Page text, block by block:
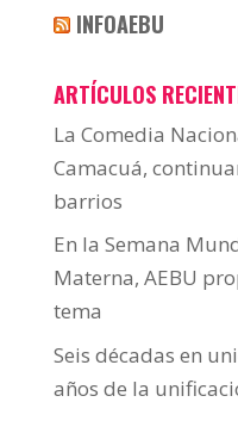
INFOAEBU
ARTÍCULOS
La Comedia
Camacuá,
barrios
En la Semana
Materna, AEBU
tema
Seis décadas en
años de la